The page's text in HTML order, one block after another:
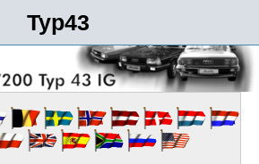
Typ43